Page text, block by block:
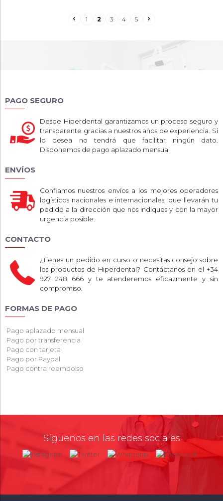
1 2 3 4 5
PAGO SEGURO
Desde Hiperdental garantizamos un proceso seguro y
transparente gracias a nuestros años de experiencia. Si
lo desea no tendrá que facilitar ningún dato.
Disponemos de pago aplazado mensual
ENVÍOS
Confiamos nuestros envíos a los mejores operadores
logísticos nacionales e internacionales, que llevarán tu
pedido a la dirección que nos indiques y con la mayor
urgencia posible.
CONTACTO
¿Tienes un pedido en curso o necesitas consejo sobre
los productos de Hiperdental? Contáctanos en el +34
927 248 666 y te atenderemos eficazmente y sin
compromiso.
FORMAS DE PAGO
Pago aplazado mensual
Pago por transferencia
Pago con tarjeta
Pago por Paypal
Pago contra reembolso
Síguenos en las redes sociales: